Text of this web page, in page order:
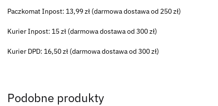
Paczkomat Inpost: 13,99 zł (darmowa dostawa od 250 zł)
Kurier Inpost: 15 zł (darmowa dostawa od 300 zł)
Kurier DPD: 16,50 zł (darmowa dostawa od 300 zł)
Podobne produkty